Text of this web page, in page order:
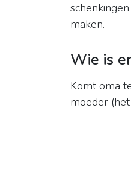
maken.
Wie is
Komt oma
moeder